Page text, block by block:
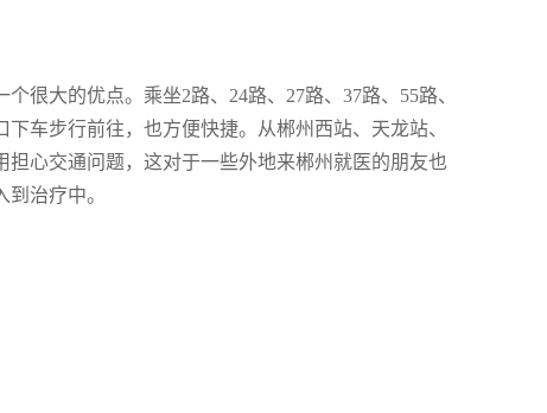
很大的优点。乘坐2路、24路、27路、37路、55路、
车步行前往，也方便快捷。从郴州西站、天龙站、
心交通问题，这对于一些外地来郴州就医的朋友也
治疗中。